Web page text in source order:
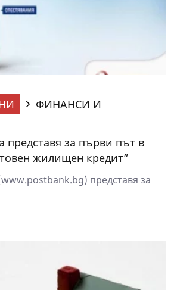
ФИНАНСИ И
представя за първи път в
жилищен кредит”
представя за